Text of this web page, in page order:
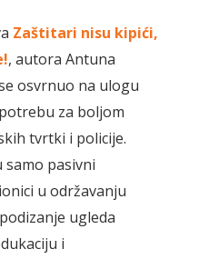
Zaštitari nisu kipići,
, autora Antuna
osvrnuo na ulogu
za boljom
tvrtki i policije.
samo pasivni
u održavanju
ugleda
i